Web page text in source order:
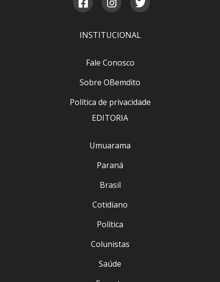
INSTITUCIONAL
Fale Conosco
Sobre OBemdito
Política de privacidade
EDITORIA
Umuarama
Paraná
Brasil
Cotidiano
Política
Colunistas
Saúde